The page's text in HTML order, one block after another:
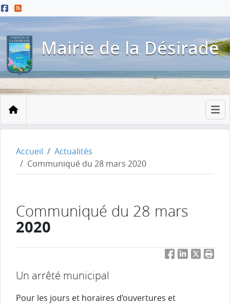
Menu principal
Contenu principal
Pied de page
Mairie de la Désirade
Accueil
Accueil
Actualités
Communiqué du 28 mars 2020
Communiqué du 28 mars
2020
FacebookLinkedIn
Twitter
Un arrêté municipal
Pour les jours et horaires d’ouvertures et